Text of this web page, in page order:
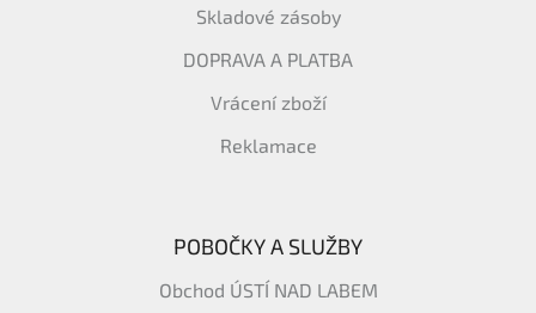
Skladové zásoby
DOPRAVA A PLATBA
Vrácení zboží
Reklamace
POBOČKY A SLUŽBY
Obchod ÚSTÍ NAD LABEM